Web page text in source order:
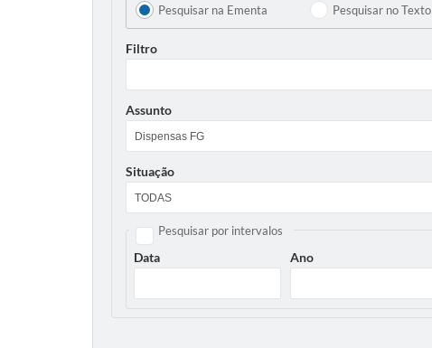
Pesquisar na Ementa Pesquisar no Texto
Filtro
Assunto
Situação
Pesquisar por intervalos
Data Ano